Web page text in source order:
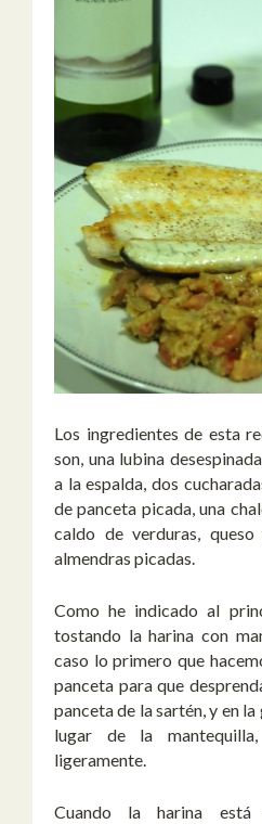
Los ingredientes de esta
son, una lubina
a la espalda, dos
de panceta picada, una
caldo de verduras,
almendras picadas.
Como he indicado al
tostando la harina con
caso lo primero que
panceta para que
panceta de la sartén, y en la
lugar de la
ligeramente.
Cuando la harina está